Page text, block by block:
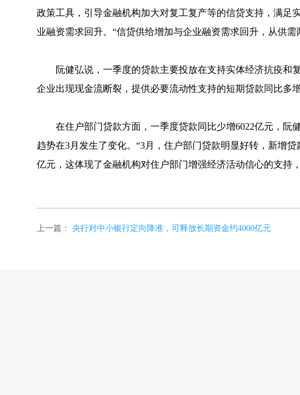
政策工具，引导金融机构加大对复工复产等的信贷支持，满足
业融资需求回升。“信贷供给增加与企业融资需求回升，从供
阮健弘说，一季度的贷款主要投放在支持实体经济抗疫和
企业出现现金流断裂，提供必要流动性支持的短期贷款同比多
在住户部门贷款方面，一季度贷款同比少增6022亿元，
趋势在3月发生了变化。“3月，住户部门贷款明显好转，新增
亿元，这体现了金融机构对住户部门增强经济活动信心的支持
上一篇： 央行对中小银行定向降准，可释放长期资金约4000亿元